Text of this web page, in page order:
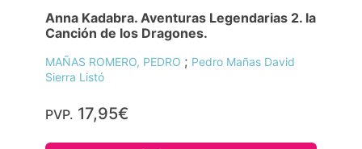
Anna Kadabra. Aventuras Legendarias 2. la
Canción de los Dragones.
MAÑAS ROMERO, PEDRO ; Pedro Mañas David
Sierra Listó
PVP. 17,95€